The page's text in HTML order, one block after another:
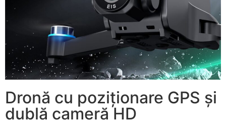
Dronă cu poziționare GPS și
dublă cameră HD